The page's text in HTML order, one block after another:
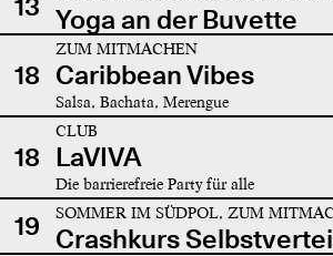
Yoga an der Buvette
18
ZUM MITMACHEN
Caribbean Vibes
Salsa, Bachata, Merengue
18
CLUB
LaVIVA
Die barrierefreie Party für alle
19 SOMMER IM SÜDPOL, ZUM
Crashkurs